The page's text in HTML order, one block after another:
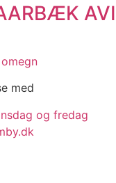
med
og fredag